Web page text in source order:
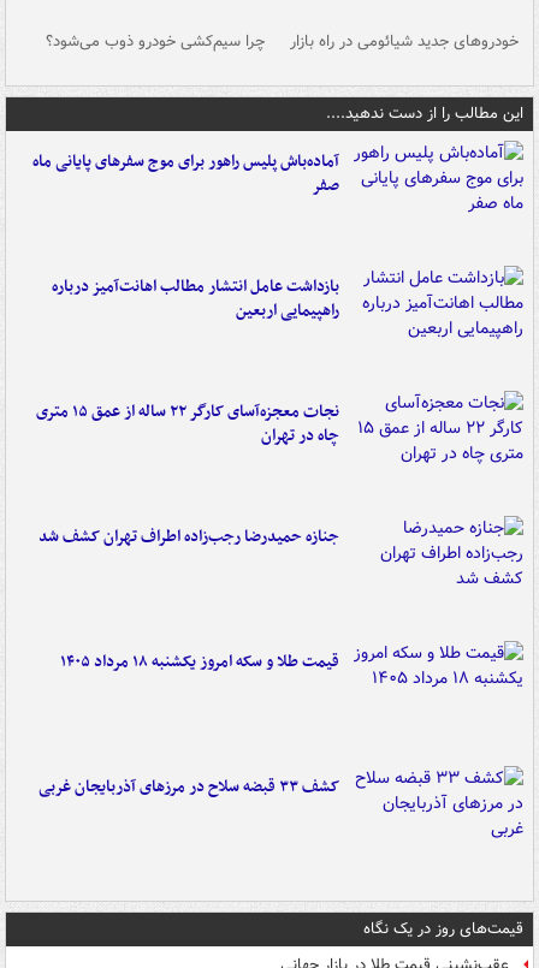
خودروهای جدید شیائومی در راه بازار چرا سیم‌کشی خودرو ذوب می‌شود؟
این مطالب را از دست ندهید....
آماده‌باش پلیس راهور برای موج سفرهای پایانی ماه
صفر
بازداشت عامل انتشار مطالب اهانت‌آمیز درباره
راهپیمایی اربعین
نجات معجزه‌آسای کارگر ۲۲ ساله از عمق ۱۵ متری
چاه در تهران
جنازه حمیدرضا رجب‌زاده اطراف تهران کشف شد
قیمت طلا و سکه امروز یکشنبه ۱۸ مرداد ۱۴۰۵
کشف ۳۳ قبضه سلاح در مرزهای آذربایجان غربی
قیمت‌های روز در یک نگاه